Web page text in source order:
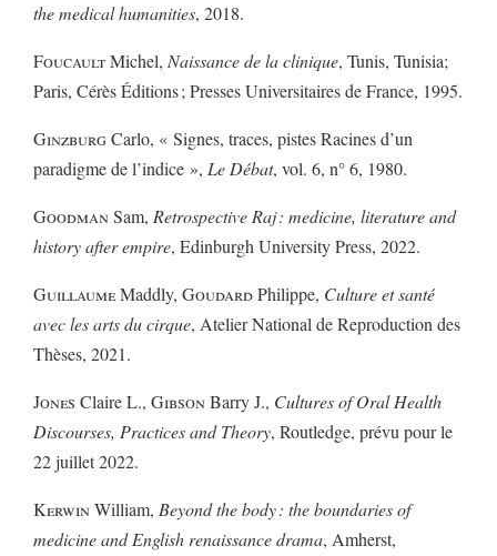
the medical humanities, 2018.
FoucaultMichel, Naissance de la clinique, Tunis, Tunisia;
Paris, Cérès Éditions ; Presses Universitaires de France, 1995.
GinzburgCarlo, « Signes, traces, pistes Racines d’un
paradigme de l’indice », Le Débat, vol. 6, n° 6, 1980.
GoodmanSam, Retrospective Raj : medicine, literature and
history after empire, Edinburgh University Press, 2022.
GuillaumeMaddly, GoudardPhilippe, Culture et santé
avec les arts du cirque, Atelier National de Reproduction des
Thèses, 2021.
Jones Claire L., GibsonBarry J., Cultures of Oral Health
Discourses, Practices and Theory, Routledge, prévu pour le
22 juillet 2022.
KerwinWilliam, Beyond the body : the boundaries of
medicine and English renaissance drama, Amherst,